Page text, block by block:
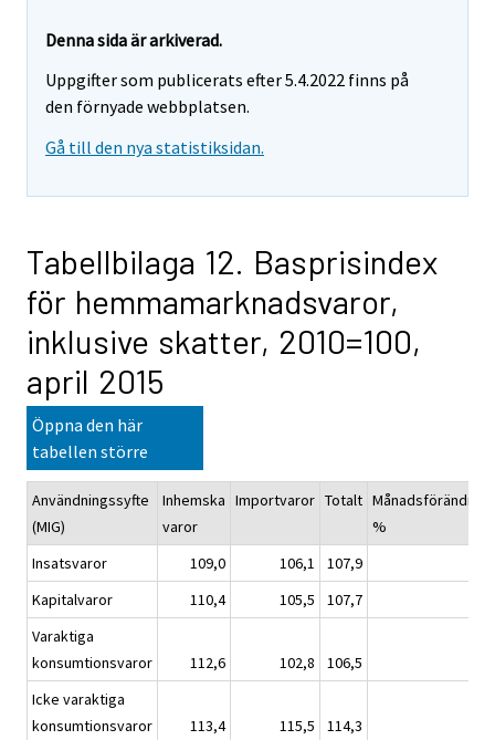
Denna sida är arkiverad.
Uppgifter som publicerats efter 5.4.2022 finns på
den förnyade webbplatsen.
Gå till den nya statistiksidan.
Tabellbilaga 12. Basprisindex
för hemmamarknadsvaror,
inklusive skatter, 2010=100,
april 2015
Öppna den här
tabellen större
Användningssyfte
(MIG)
Inhemska
varor
Importvaror Totalt
%
Insatsvaror
109,0 106,1 107,9
Kapitalvaror
110,4 105,5 107,7
Varaktiga
konsumtionsvaror
112,6 102,8 106,5
Icke varaktiga
konsumtionsvaror
113,4 115,5 114,3